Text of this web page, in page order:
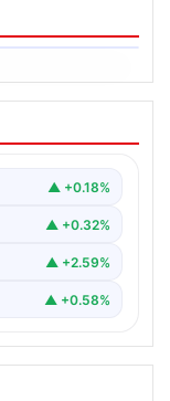
▲ +0.18%
▲ +0.32%
▲ +2.59%
▲ +0.58%